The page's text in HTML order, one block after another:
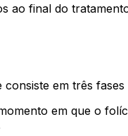
ao final do
em três fases
em que o